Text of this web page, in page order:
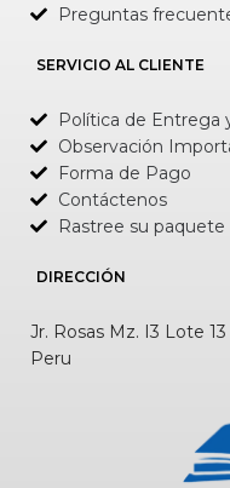
Preguntas
SERVICIO AL CLIENTE
Política de Entrega
Observación
Forma de Pago
Contáctenos
Rastree su paquete
DIRECCIÓN
Jr. Rosas Mz. I3 Lote
Peru